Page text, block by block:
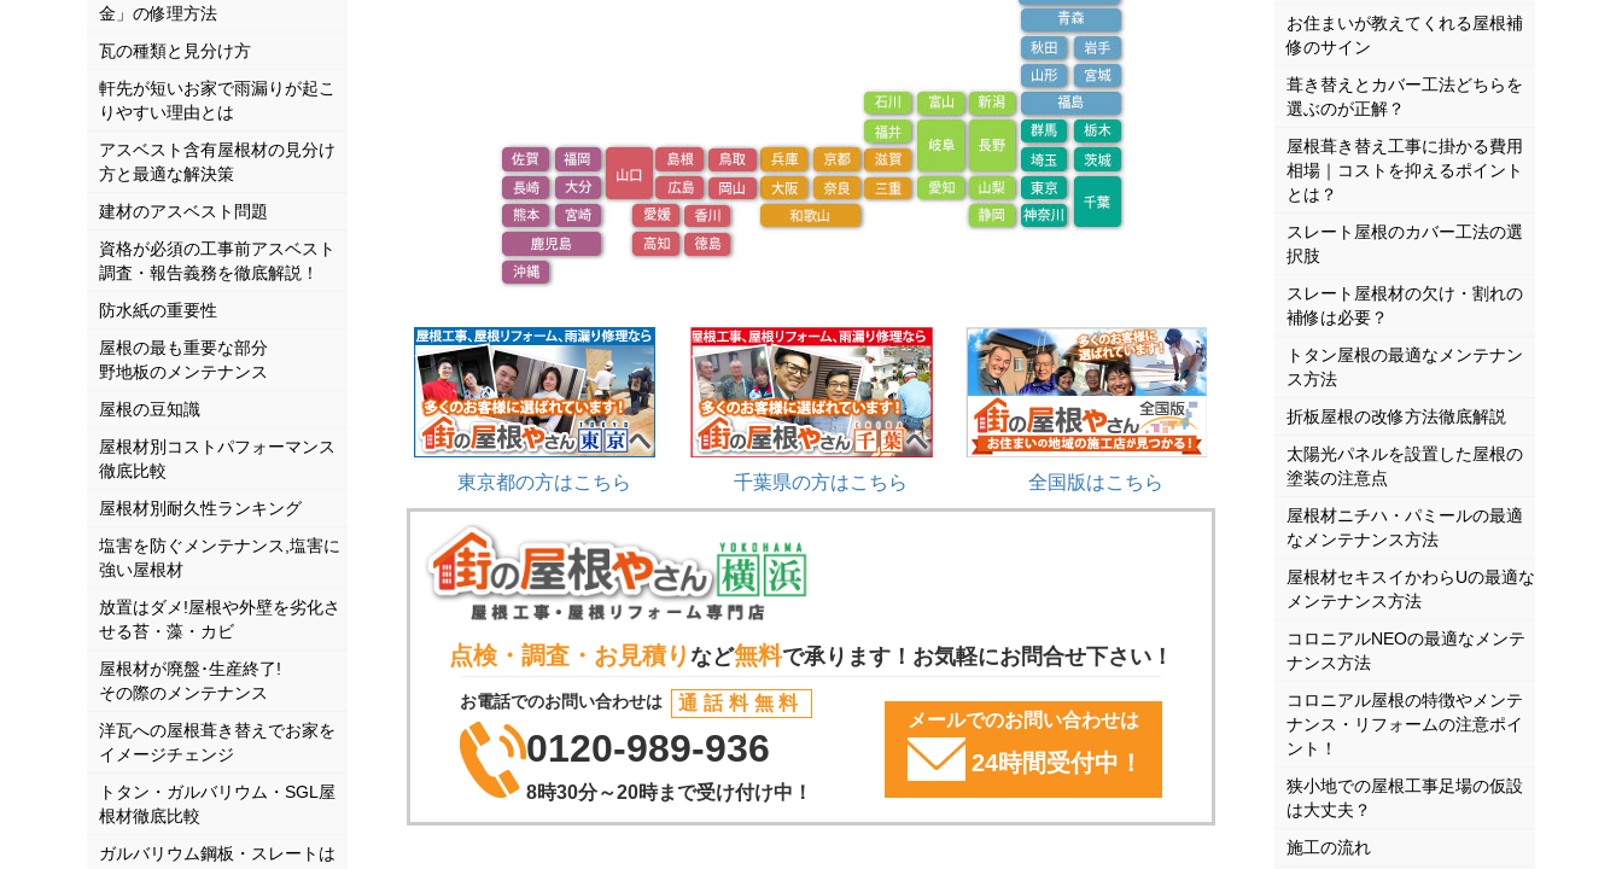
金」の修理方法
瓦の種類と見分け方
軒先が短いお家で雨漏りが起こ
りやすい理由とは
アスベスト含有屋根材の見分け
方と最適な解決策
建材のアスベスト問題
資格が必須の工事前アスベスト
調査・報告義務を徹底解説！
防水紙の重要性
屋根の最も重要な部分
野地板のメンテナンス
屋根の豆知識
屋根材別コストパフォーマンス
徹底比較
屋根材別耐久性ランキング
塩害を防ぐメンテナンス,塩害に
強い屋根材
放置はダメ!屋根や外壁を劣化さ
せる苔・藻・カビ
屋根材が廃盤･生産終了!
その際のメンテナンス
洋瓦への屋根葺き替えでお家を
イメージチェンジ
トタン・ガルバリウム・SGL屋
根材徹底比較
ガルバリウム鋼板・スレートは
東京都の方はこちら 千葉県の方はこちら 全国版はこちら
点検・調査・お見積り など無料で承ります！お気軽にお問合せ下さい！
お電話でのお問い合わせは 通話料無料
0120-989-936
8時30分～20時まで受け付け中！
メールでのお問い合わせは
24時間受付中！
お住まいが教えてくれる屋根補
修のサイン
葺き替えとカバー工法どちらを
選ぶのが正解？
屋根葺き替え工事に掛かる費用
相場｜コストを抑えるポイント
とは？
スレート屋根のカバー工法の選
択肢
スレート屋根材の欠け・割れの
補修は必要？
トタン屋根の最適なメンテナン
ス方法
折板屋根の改修方法徹底解説
太陽光パネルを設置した屋根の
塗装の注意点
屋根材ニチハ・パミールの最適
なメンテナンス方法
屋根材セキスイかわらUの最適な
メンテナンス方法
コロニアルNEOの最適なメンテ
ナンス方法
コロニアル屋根の特徴やメンテ
ナンス・リフォームの注意ポイ
ント！
狭小地での屋根工事足場の仮設
は大丈夫？
施工の流れ